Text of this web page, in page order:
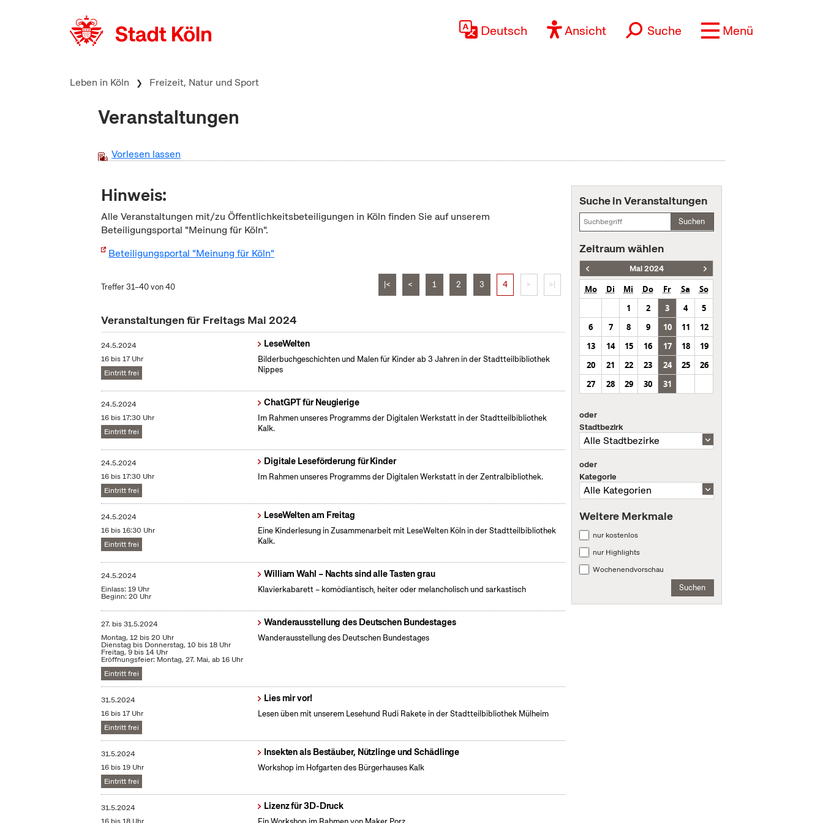
Deutsch Ansicht Suche Menü
Leben in Köln Freizeit, Natur und Sport
Veranstaltungen
Vorlesen lassen
Hinweis:
Alle Veranstaltungen mit/zu Öffentlichkeitsbeteiligungen in Köln finden Sie auf unserem
Beteiligungsportal "Meinung für Köln".
Beteiligungsportal "Meinung für Köln"
Treffer 31–40 von 40 |< < 1 2 3 4 > >|
Veranstaltungen für Freitags Mai 2024
24.5.2024
16 bis 17 Uhr
Eintritt frei
LeseWelten
Bilderbuchgeschichten und Malen für Kinder ab 3 Jahren in der Stadtteilbibliothek
Nippes
24.5.2024
16 bis 17:30 Uhr
Eintritt frei
ChatGPT für Neugierige
Im Rahmen unseres Programms der Digitalen Werkstatt in der Stadtteilbibliothek
Kalk.
24.5.2024
16 bis 17:30 Uhr
Eintritt frei
Digitale Leseförderung für Kinder
Im Rahmen unseres Programms der Digitalen Werkstatt in der Zentralbibliothek.
24.5.2024
16 bis 16:30 Uhr
Eintritt frei
LeseWelten am Freitag
Eine Kinderlesung in Zusammenarbeit mit LeseWelten Köln in der Stadtteilbibliothek
Kalk.
24.5.2024
Einlass: 19 Uhr
Beginn: 20 Uhr
William Wahl – Nachts sind alle Tasten grau
Klavierkabarett – komödiantisch, heiter oder melancholisch und sarkastisch
27. bis31.5.2024
Montag, 12 bis 20 Uhr
Dienstag bis Donnerstag, 10 bis 18 Uhr
Freitag, 9 bis 14 Uhr
Eröffnungsfeier: Montag, 27. Mai, ab 16 Uhr
Eintritt frei
Wanderausstellung des Deutschen Bundestages
Wanderausstellung des Deutschen Bundestages
31.5.2024
16 bis 17 Uhr
Eintritt frei
Lies mir vor!
Lesen üben mit unserem Lesehund Rudi Rakete in der Stadtteilbibliothek Mülheim
31.5.2024
16 bis 19 Uhr
Eintritt frei
Insekten als Bestäuber, Nützlinge und Schädlinge
Workshop im Hofgarten des Bürgerhauses Kalk
31.5.2024
Lizenz für 3D-Druck
Suche in Veranstaltungen
Suchen
Zeitraum wählen
Mai 2024
Mo Di Mi Do Fr Sa
So
1
2 3 4
5
6
7 8 9 10 11
12
13
14 15 16 17 18
19
20
21 22 23 24 25
26
27
28 29 30 31
oder
Stadtbezirk
oder
Kategorie
Weitere Merkmale
nur kostenlos
nur Highlights
Wochenendvorschau
Suchen